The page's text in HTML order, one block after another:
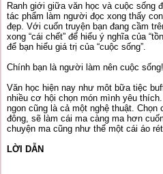
Ranh giới giữa văn học và cuộc sống
tác phẩm làm người đọc xong thấy
đẹp. Với cuốn truyện bạn đang cầm
xong “cái chết” để hiểu ý nghĩa của
để bạn hiểu giá trị của “cuộc sống”.
Chính bạn là người làm nên cuộc sống!
Văn học hiện nay như môt bữa tiệc
nhiều cơ hội chọn món mình yêu
ngon cũng là cả một nghệ thuật.
đông, sẽ làm cái ma càng ma hơn
chuyện ma cũng như thể một cái áo
LỜI DẪN